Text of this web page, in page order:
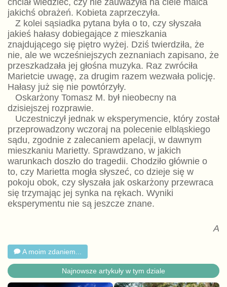
chciał wiedzieć, czy nie zauważyła na ciele malca
jakichś obrażeń. Kobieta zaprzeczyła.
Z kolei sąsiadka pytana była o to, czy słyszała
jakieś hałasy dobiegające z mieszkania
znajdującego się piętro wyżej. Dziś twierdziła, że
nie, ale we wcześniejszych zeznaniach zapisano, że
przeszkadzała jej głośna muzyka. Raz zwróciła
Marietcie uwagę, za drugim razem wezwała policję.
Hałasy już się nie powtórzyły.
Oskarżony Tomasz M. był nieobecny na
dzisiejszej rozprawie.
Uczestniczył jednak w eksperymencie, który został
przeprowadzony wczoraj na polecenie elbląskiego
sądu, zgodnie z zalecaniem apelacji, w dawnym
mieszkaniu Marietty. Sprawdzano, w jakich
warunkach doszło do tragedii. Chodziło głównie o
to, czy Marietta mogła słyszeć, co dzieje się w
pokoju obok, czy słyszała jak oskarżony przewraca
się trzymając jej synka na rękach. Wyniki
eksperymentu nie są jeszcze znane.
A
A moim zdaniem...
Najnowsze artykuły w tym dziale